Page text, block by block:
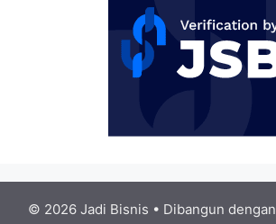
© 2026 Jadi Bisnis • Dibangun dengan